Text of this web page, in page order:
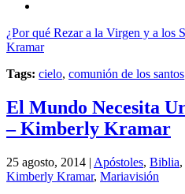
¿Por qué Rezar a la Virgen y a los
Kramar
Tags: cielo, comunión de los santos
El Mundo Necesita
– Kimberly Kramar
25 agosto, 2014 | Apóstoles, Biblia,
Kimberly Kramar, Mariavisión